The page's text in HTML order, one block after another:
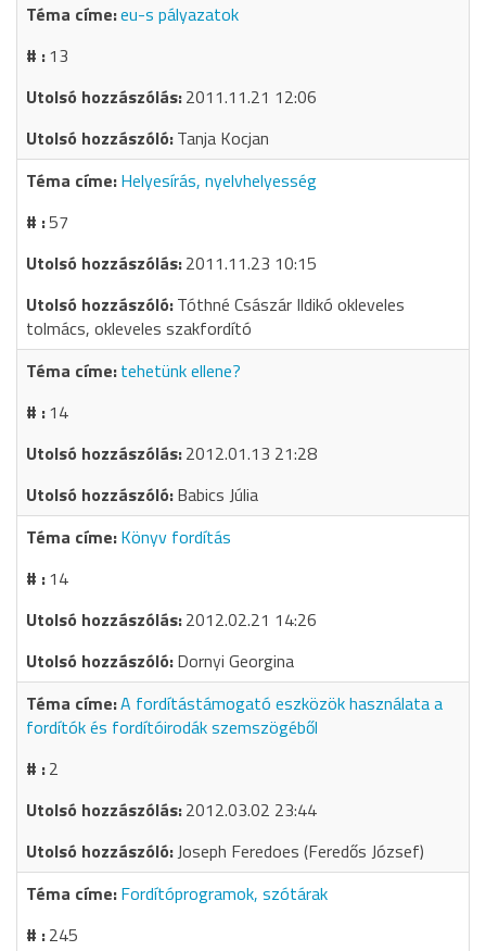
eu-s pályazatok
13
2011.11.21 12:06
Tanja Kocjan
Helyesírás, nyelvhelyesség
57
2011.11.23 10:15
Tóthné Császár Ildikó okleveles
tolmács, okleveles szakfordító
tehetünk ellene?
14
2012.01.13 21:28
Babics Júlia
Könyv fordítás
14
2012.02.21 14:26
Dornyi Georgina
A fordítástámogató eszközök használata a
fordítók és fordítóirodák szemszögéből
2
2012.03.02 23:44
Joseph Feredoes (Feredős József)
Fordítóprogramok, szótárak
245